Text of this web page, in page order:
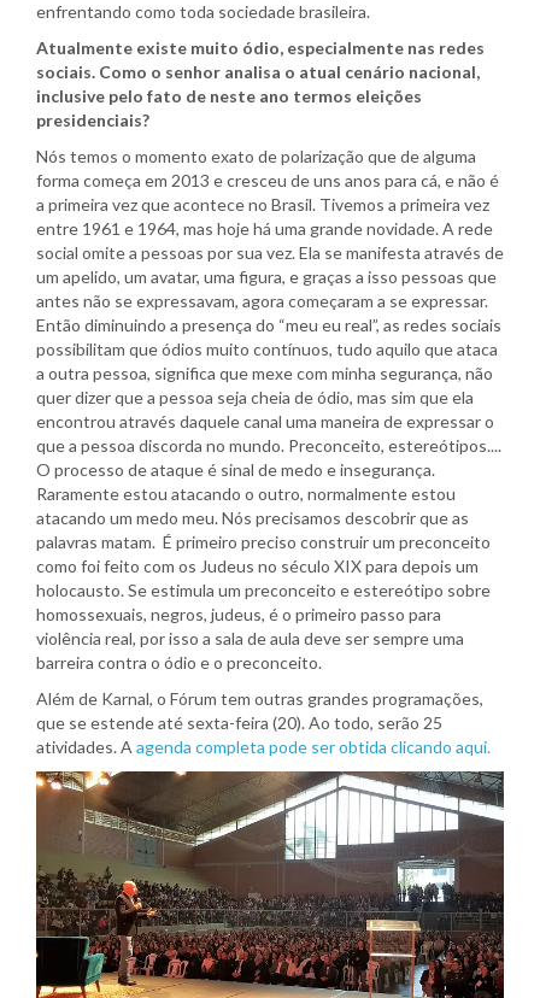
enfrentando como toda sociedade brasileira.
Atualmente existe muito ódio, especialmente nas redes
sociais. Como o senhor analisa o atual cenário nacional,
inclusive pelo fato de neste ano termos eleições
presidenciais?
Nós temos o momento exato de polarização que de alguma
forma começa em 2013 e cresceu de uns anos para cá, e não é
a primeira vez que acontece no Brasil. Tivemos a primeira vez
entre 1961 e 1964, mas hoje há uma grande novidade. A rede
social omite a pessoas por sua vez. Ela se manifesta através de
um apelido, um avatar, uma figura, e graças a isso pessoas que
antes não se expressavam, agora começaram a se expressar.
Então diminuindo a presença do “meu eu real”, as redes sociais
possibilitam que ódios muito contínuos, tudo aquilo que ataca
a outra pessoa, significa que mexe com minha segurança, não
quer dizer que a pessoa seja cheia de ódio, mas sim que ela
encontrou através daquele canal uma maneira de expressar o
que a pessoa discorda no mundo. Preconceito, estereótipos....
O processo de ataque é sinal de medo e insegurança.
Raramente estou atacando o outro, normalmente estou
atacando um medo meu. Nós precisamos descobrir que as
palavras matam. É primeiro preciso construir um preconceito
como foi feito com os Judeus no século XIX para depois um
holocausto. Se estimula um preconceito e estereótipo sobre
homossexuais, negros, judeus, é o primeiro passo para
violência real, por isso a sala de aula deve ser sempre uma
barreira contra o ódio e o preconceito.
Além de Karnal, o Fórum tem outras grandes programações,
que se estende até sexta-feira (20). Ao todo, serão 25
atividades. A agenda completa pode ser obtida clicando aqui.